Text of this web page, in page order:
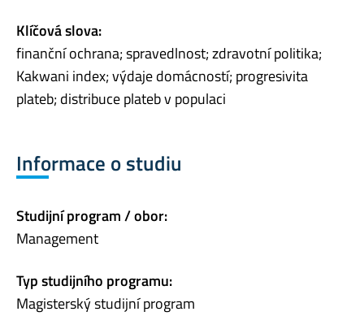
Klíčová slova:
finanční ochrana; spravedlnost; zdravotní politika;
Kakwani index; výdaje domácností; progresivita
plateb; distribuce plateb v populaci
Informace o studiu
Studijní program / obor:
Management
Typ studijního programu:
Magisterský studijní program